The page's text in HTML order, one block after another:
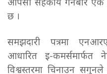
आपसी सहकार्य गर्नेबारे एक
छ ।
समझदारी पत्रमा
आधारित इ-कमर्समार्फत
विश्वस्तरमा चिनाउन